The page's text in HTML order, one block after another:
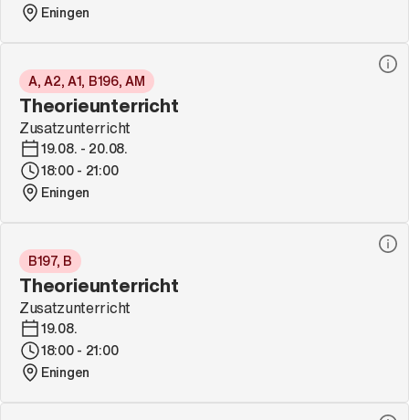
Eningen
A, A2, A1, B196, AM
Theorieunterricht
Zusatzunterricht
19.08. - 20.08.
18:00 - 21:00
Eningen
B197, B
Theorieunterricht
Zusatzunterricht
19.08.
18:00 - 21:00
Eningen